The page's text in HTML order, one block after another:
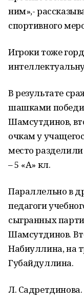
ним»,-
спортивного
Игроки тоже
В результате
шашками
Шамсутдинов,
очкам у
место разделили
– 5 «А» кл.
Параллельно в
педагоги
сыгранных
Шамсутдинов.
Набиуллина, на
Губайдуллина.
Л. Садретдинова.